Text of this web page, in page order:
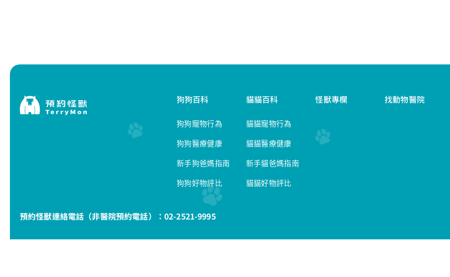
狗狗百科
狗狗寵物行為
狗狗醫療健康
新手狗爸媽指南
狗狗好物評比
貓貓百科
貓貓寵物行為
貓貓醫療健康
新手貓爸媽指南
貓貓好物評比
怪獸專欄 找動物醫院
預約怪獸連絡電話（非醫院預約電話）： 02-2521-9995